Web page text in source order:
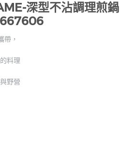
深型不沾調理煎鍋
帶，
料理
野營